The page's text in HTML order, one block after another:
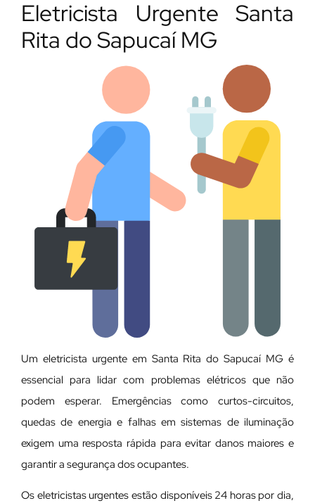
Eletricista Urgente Santa
Rita do Sapucaí MG
Um eletricista urgente em Santa Rita do Sapucaí MG é
essencial para lidar com problemas elétricos que não
podem esperar. Emergências como curtos-circuitos,
quedas de energia e falhas em sistemas de iluminação
exigem uma resposta rápida para evitar danos maiores e
garantir a segurança dos ocupantes.
Os eletricistas urgentes estão disponíveis 24 horas por dia,